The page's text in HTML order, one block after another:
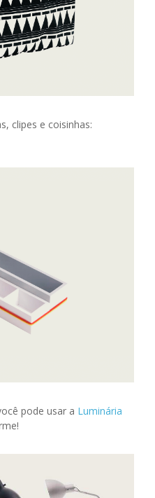
clipes e coisinhas:
pode usar a Luminária